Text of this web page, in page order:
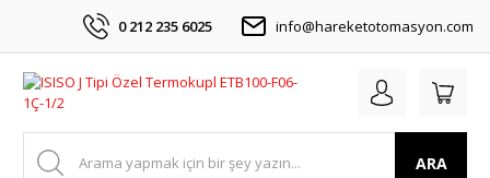
0 212 235 6025 info@hareketotomasyon.com
ARA